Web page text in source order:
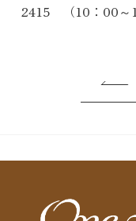
2415 （10：00～